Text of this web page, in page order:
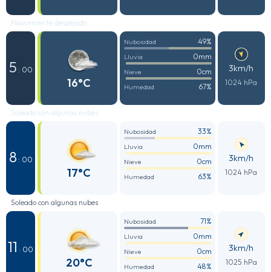
Mayormente despejado
5 : 00
16°C
Nubosidad 49%
Lluvia 0mm
Nieve 0cm
Humedad 67%
3km/h
1024 hPa
Soleado con algunas nubes
8 : 00
17°C
Nubosidad 33%
Lluvia 0mm
Nieve 0cm
Humedad 63%
3km/h
1024 hPa
Soleado con algunas nubes
11 : 00
20°C
Nubosidad 71%
Lluvia 0mm
Nieve 0cm
Humedad 48%
3km/h
1025 hPa